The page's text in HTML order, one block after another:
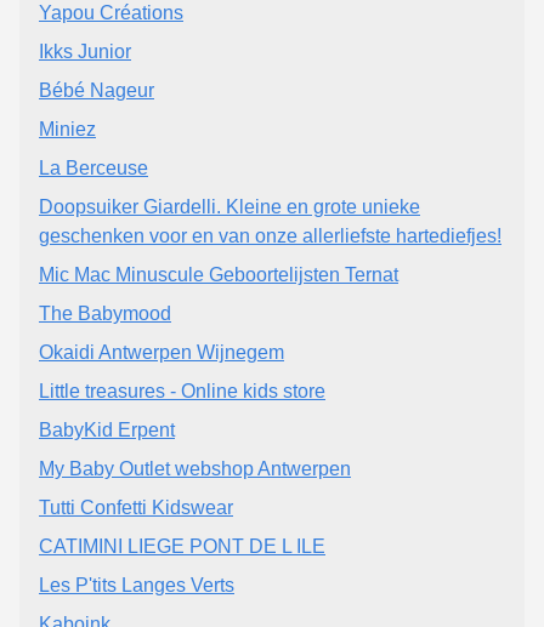
Yapou Créations
Ikks Junior
Bébé Nageur
Miniez
La Berceuse
Doopsuiker Giardelli. Kleine en grote unieke
geschenken voor en van onze allerliefste hartediefjes!
Mic Mac Minuscule Geboortelijsten Ternat
The Babymood
Okaidi Antwerpen Wijnegem
Little treasures - Online kids store
BabyKid Erpent
My Baby Outlet webshop Antwerpen
Tutti Confetti Kidswear
CATIMINI LIEGE PONT DE L ILE
Les P'tits Langes Verts